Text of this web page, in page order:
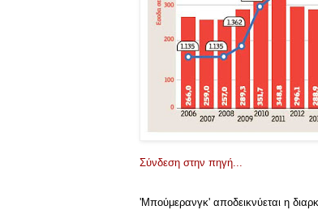
Σύνδεση στην πηγή...
'Μπούμερανγκ' αποδεικνύεται η